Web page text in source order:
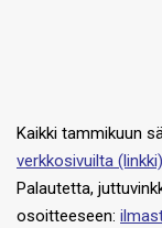
Kaikki tammikuun
verkkosivuilta (linkki)
Palautetta,
osoitteeseen: